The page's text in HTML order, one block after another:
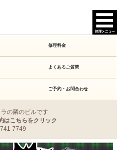
修理料金
よくあるご質問
ご予約・お問合わせ
の隣のビルです
はこちらをクリック
7749